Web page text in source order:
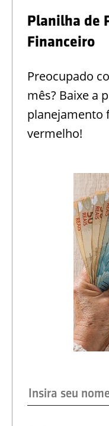
Planilha de
Financeiro
Preocupado
mês? Baixe a
planejamento
vermelho!